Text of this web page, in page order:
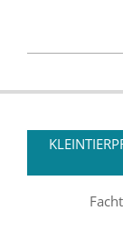
01-